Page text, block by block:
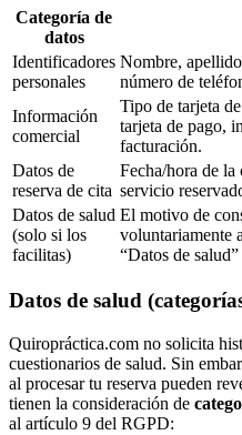
Categoría de
datos
Identificadores
personales
Nombre,
número de
Información
comercial
Tipo de tarjeta
tarjeta de pago,
facturación.
Datos de
reserva de cita
Fecha/hora de
servicio
Datos de salud
(solo si los
facilitas)
El motivo de
voluntariamente
“Datos de
Datos de salud
Quiropráctica.com no solicita
cuestionarios de salud. Sin
al procesar tu reserva pueden
tienen la consideración de
al artículo 9 del RGPD: